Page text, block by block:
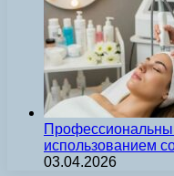
использованием
03.04.2026